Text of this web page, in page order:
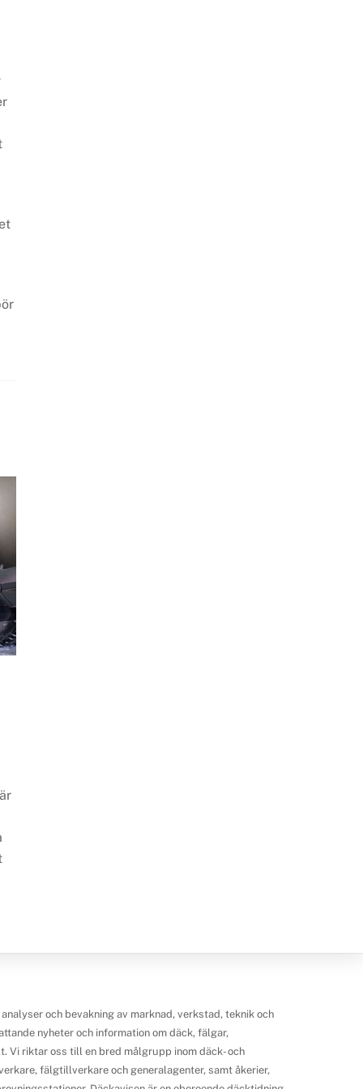
och bevakning av marknad, verkstad, teknik och
nyheter och information om däck, fälgar,
Vi riktar oss till en bred målgrupp inom däck- och
fälgtillverkare och generalagenter, samt åkerier,